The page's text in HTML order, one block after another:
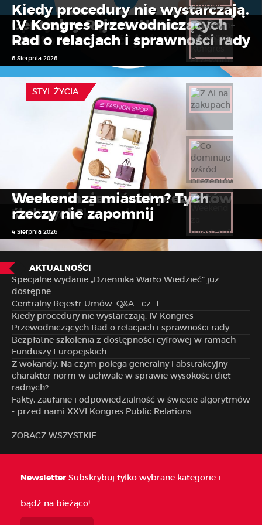
Specjalne wydanie „Dziennika
Warto Wiedzieć” już dostępne
7 Sierpnia 2026
Centralny Rejestr Umów: Q&A -
cz. 1
7 Sierpnia 2026
Kiedy procedury nie wystarczają.
IV Kongres Przewodniczących
Rad o relacjach i sprawności rady
6 Sierpnia 2026
STYL ŻYCIA
Z AI na zakupach
7 Sierpnia 2026
STYL ŻYCIA
Co dominuje wśród prezentów
ślubnych?
6 Sierpnia 2026
STYL ŻYCIA
Weekend za miastem? Tych
rzeczy nie zapomnij
4 Sierpnia 2026
AKTUALNOŚCI
Specjalne wydanie „Dziennika Warto Wiedzieć” już
dostępne
Centralny Rejestr Umów: Q&A - cz. 1
Kiedy procedury nie wystarczają. IV Kongres
Przewodniczących Rad o relacjach i sprawności rady
Bezpłatne szkolenia z dostępności cyfrowej w ramach
Funduszy Europejskich
Z wokandy: Na czym polega generalny i abstrakcyjny
charakter norm w uchwale w sprawie wysokości diet
radnych?
Fakty, zaufanie i odpowiedzialność w świecie algorytmów
- przed nami XXVI Kongres Public Relations
ZOBACZ WSZYSTKIE
Newsletter Subskrybuj tylko wybrane kategorie i
bądź na bieżąco!